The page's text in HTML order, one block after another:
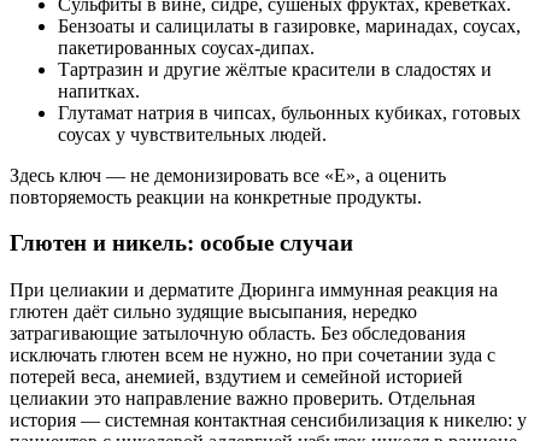
Бензоаты и салицилаты в газировке, маринадах, соусах,
пакетированных соусах‑дипах.
Тартразин и другие жёлтые красители в сладостях и
напитках.
Глутамат натрия в чипсах, бульонных кубиках, готовых
соусах у чувствительных людей.
Здесь ключ — не демонизировать все «Е», а оценить
повторяемость реакции на конкретные продукты.
Глютен и никель: особые случаи
При целиакии и дерматите Дюринга иммунная реакция на
глютен даёт сильно зудящие высыпания, нередко
затрагивающие затылочную область. Без обследования
исключать глютен всем не нужно, но при сочетании зуда с
потерей веса, анемией, вздутием и семейной историей
целиакии это направление важно проверить. Отдельная
история — системная контактная сенсибилизация к никелю: у